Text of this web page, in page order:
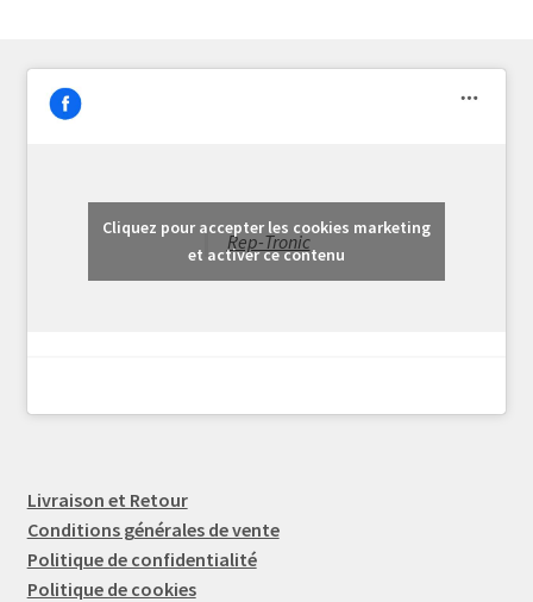
Rep-Tronic
Cliquez pour accepter les cookies marketing
et activer ce contenu
Livraison et Retour
Conditions générales de vente
Politique de confidentialité
Politique de cookies